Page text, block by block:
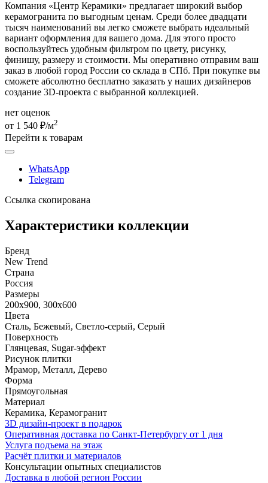
Компания «Центр Керамики» предлагает широкий выбор
керамогранита по выгодным ценам. Среди более двадцати
тысяч наименований вы легко сможете выбрать идеальный
вариант оформления для вашего дома. Для этого просто
воспользуйтесь удобным фильтром по цвету, рисунку,
финишу, размеру и стоимости. Мы оперативно отправим ваш
заказ в любой город России со склада в СПб. При покупке вы
сможете абсолютно бесплатно заказать у наших дизайнеров
создание 3D-проекта с выбранной коллекцией.
нет оценок
от 1 540 ₽/м2
Перейти к товарам
WhatsApp
Telegram
Ссылка скопирована
Характеристики коллекции
Бренд
New Trend
Страна
Россия
Размеры
200x900, 300x600
Цвета
Сталь, Бежевый, Светло-серый, Серый
Поверхность
Глянцевая, Sugar-эффект
Рисунок плитки
Мрамор, Металл, Дерево
Форма
Прямоугольная
Материал
Керамика, Керамогранит
3D дизайн-проект в подарок
Оперативная доставка по Санкт-Петербургу от 1 дня
Услуга подъема на этаж
Расчёт плитки и материалов
Консультации опытных специалистов
Доставка в любой регион России